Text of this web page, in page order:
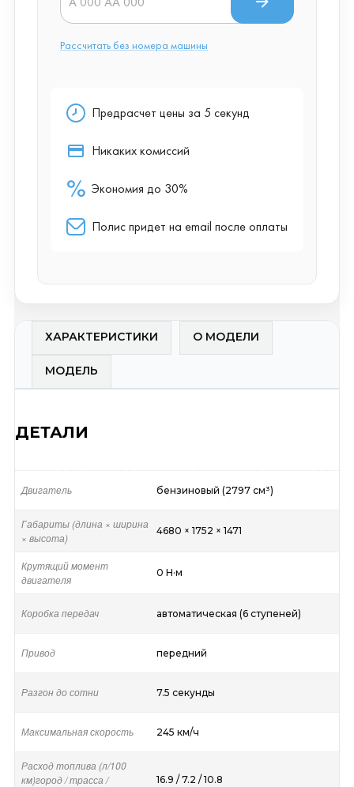
ХАРАКТЕРИСТИКИ О МОДЕЛИ
МОДЕЛЬ
ДЕТАЛИ
Двигатель бензиновый (2797 см³)
Габариты (длина × ширина
× высота)
4680 × 1752 × 1471
Крутящий момент
двигателя
0 Н·м
Коробка передач автоматическая (6 ступеней)
Привод передний
Разгон до сотни 7.5 секунды
Максимальная скорость 245 км/ч
Расход топлива (л/100
км)город / трасса /
16.9 / 7.2 / 10.8